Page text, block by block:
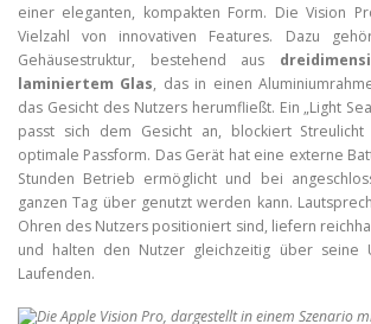
einer eleganten, kompakten Form. Die Vision
Vielzahl von innovativen Features. Dazu
Gehäusestruktur, bestehend aus
laminiertem Glas, das in einen
das Gesicht des Nutzers herumfließt. Ein „Light
passt sich dem Gesicht an, blockiert
optimale Passform. Das Gerät hat eine externe
Stunden Betrieb ermöglicht und bei
ganzen Tag über genutzt werden kann.
Ohren des Nutzers positioniert sind, liefern
und halten den Nutzer gleichzeitig über seine
Laufenden.